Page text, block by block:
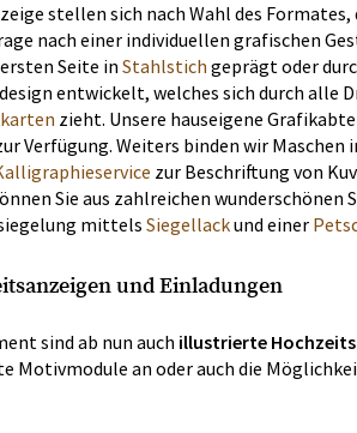
stellen sich nach Wahl des Formates,
nach einer individuellen grafischen
Seite inStahlstich geprägt oder
entwickelt, welches sich durch alle
zieht. Unsere hauseigene
Verfügung. Weiters binden wir Maschen
zur Beschriftung von
Sie aus zahlreichen wunderschönen
mittels Siegellackund einer
und Einladungen
sind ab nun auch illustrierte
Motivmodule an oder auch die